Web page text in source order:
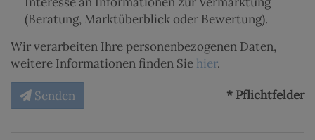
(Beratung, Marktüberblick oder Bewertung).
Wir verarbeiten Ihre personenbezogenen Daten,
weitere Informationen finden Sie hier.
Senden * Pflichtfelder